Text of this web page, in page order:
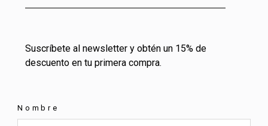
Suscríbete al newsletter y obtén un 15% de
descuento en tu primera compra.
Nombre